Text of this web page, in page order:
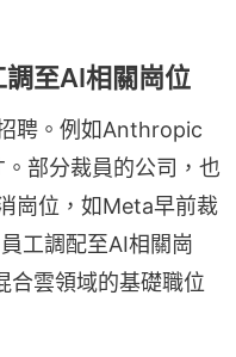
至AI相關崗位
聘。例如Anthropic
部分裁員的公司，也
崗位，如Meta早前裁
工調配至AI相關崗
合雲領域的基礎職位